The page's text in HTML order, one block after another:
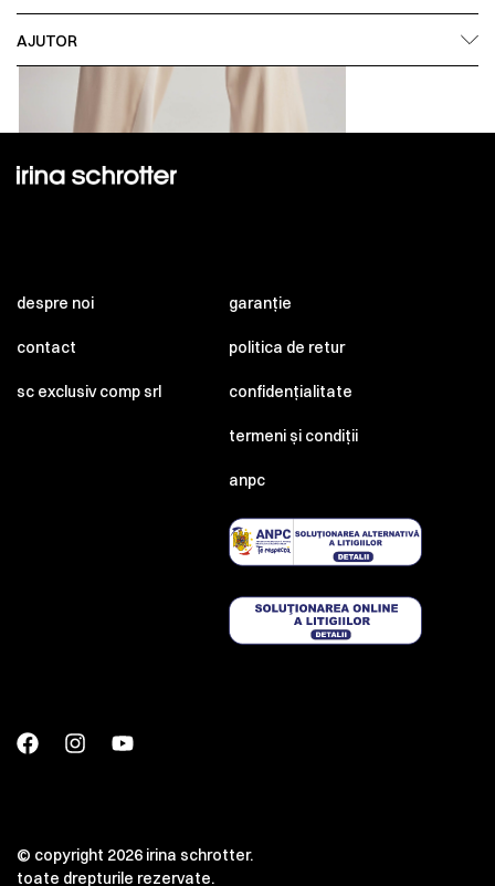
AJUTOR
despre noi
contact
sc exclusiv comp srl
garanție
politica de retur
confidențialitate
termeni și condiții
anpc
© copyright 2026 irina schrotter.
toate drepturile rezervate.